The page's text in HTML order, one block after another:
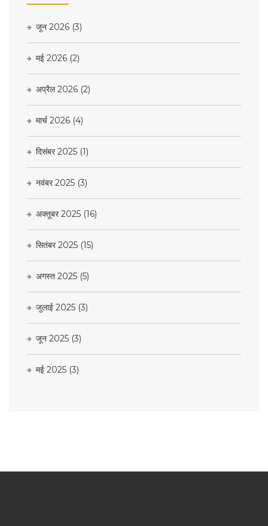
जून 2026 (3)
मई 2026 (2)
अप्रैल 2026 (2)
मार्च 2026 (4)
दिसंबर 2025 (1)
नवंबर 2025 (3)
अक्तूबर 2025 (16)
सितंबर 2025 (15)
अगस्त 2025 (5)
जुलाई 2025 (3)
जून 2025 (3)
मई 2025 (3)